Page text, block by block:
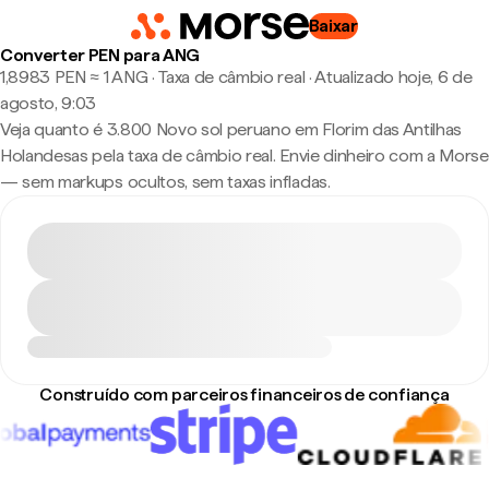
Baixar
Converter PEN para ANG
1,8983 PEN ≈ 1 ANG · Taxa de câmbio real ·Atualizado hoje, 6 de
agosto, 9:03
Veja quanto é 3.800 Novo sol peruano em Florim das Antilhas
Holandesas pela taxa de câmbio real. Envie dinheiro com a Morse
— sem markups ocultos, sem taxas infladas.
Construído com parceiros financeiros de confiança